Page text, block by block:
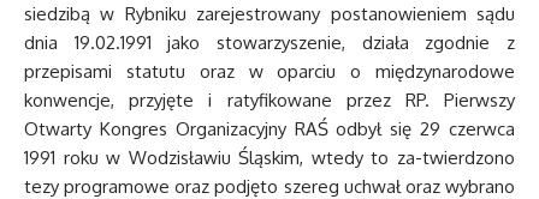
siedzibą w Rybniku zarejestrowany postanowieniem sądu
dnia 19.02.1991 jako stowarzyszenie, działa zgodnie z
przepisami statutu oraz w oparciu o międzynarodowe
konwencje, przyjęte i ratyfikowane przez RP. Pierwszy
Otwarty Kongres Organizacyjny RAŚ odbył się 29 czerwca
1991 roku w Wodzisławiu Śląskim, wtedy to za-twierdzono
tezy programowe oraz podjęto szereg uchwał oraz wybrano